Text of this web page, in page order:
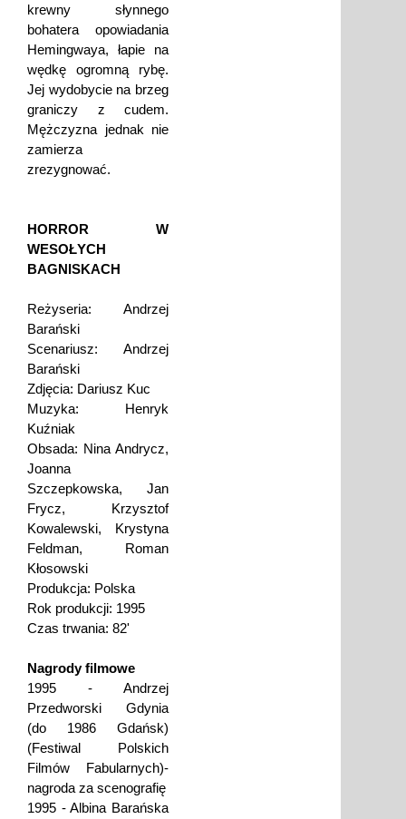
krewny słynnego
bohatera opowiadania
Hemingwaya, łapie na
wędkę ogromną rybę.
Jej wydobycie na brzeg
graniczy z cudem.
Mężczyzna jednak nie
zamierza
zrezygnować.
HORROR W
WESOŁYCH
BAGNISKACH
Reżyseria: Andrzej
Barański
Scenariusz: Andrzej
Barański
Zdjęcia: Dariusz Kuc
Muzyka: Henryk
Kuźniak
Obsada: Nina Andrycz,
Joanna
Szczepkowska, Jan
Frycz, Krzysztof
Kowalewski, Krystyna
Feldman, Roman
Kłosowski
Produkcja: Polska
Rok produkcji: 1995
Czas trwania: 82'
Nagrody filmowe
1995 - Andrzej
Przedworski Gdynia
(do 1986 Gdańsk)
(Festiwal Polskich
Filmów Fabularnych)-
nagroda za scenografię
1995 - Albina Barańska